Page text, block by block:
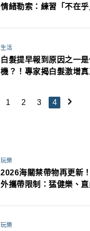
情緒勒索：練習「不在
生活
白髮提早報到原因之一
機？！專家揭白髮激增真
1 2 3 4
玩樂
2026海關禁帶物再更新
外攜帶限制：猛健樂、
萬！注意事項一次看！
玩樂